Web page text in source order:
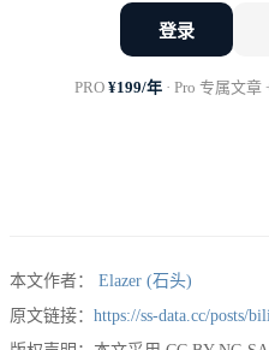
广告加载率：B站
收入结构与增长困境
登录
PRO ¥199/年 · Pro 专属文
本文作者：
Elazer (石头)
原文链接： https://ss-data.cc/posts/